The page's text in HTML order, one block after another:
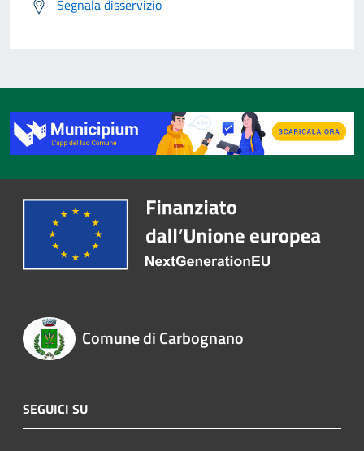
Segnala disservizio
Comune di Carbognano
SEGUICI SU